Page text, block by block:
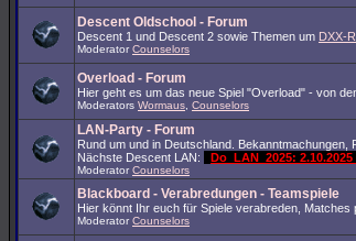
Descent Oldschool - Forum
Descent 1 und Descent 2 sowie Themen um DXX-
Moderator Counselors
Overload - Forum
Hier geht es um das neue Spiel "Overload" - von
Moderators Wormaus Counselors
LAN-Party - Forum
Rund um und in Deutschland. Bekanntmachungen,
Nächste Descent LAN:
Do_LAN_2025:
Moderator Counselors
Blackboard - Verabredungen - Teamspiele
Hier könnt Ihr euch für Spiele verabreden, Matches
Moderator Counselors